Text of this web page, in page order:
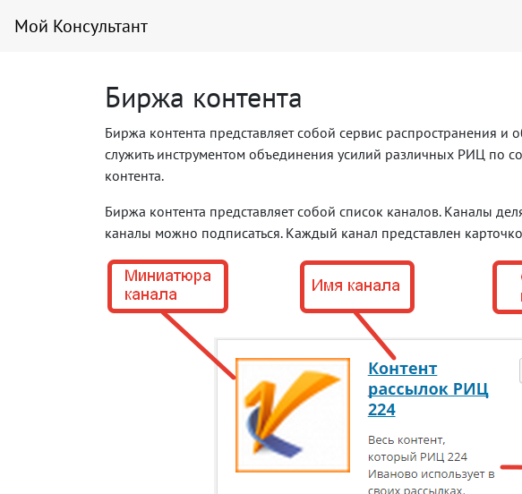
Мой Консультант
Биржа контента
Биржа контента представляет собой сервис распространения
служить инструментом объединения усилий различных РИЦ по
контента.
Биржа контента представляет собой список каналов. Каналы
каналы можно подписаться. Каждый канал представлен